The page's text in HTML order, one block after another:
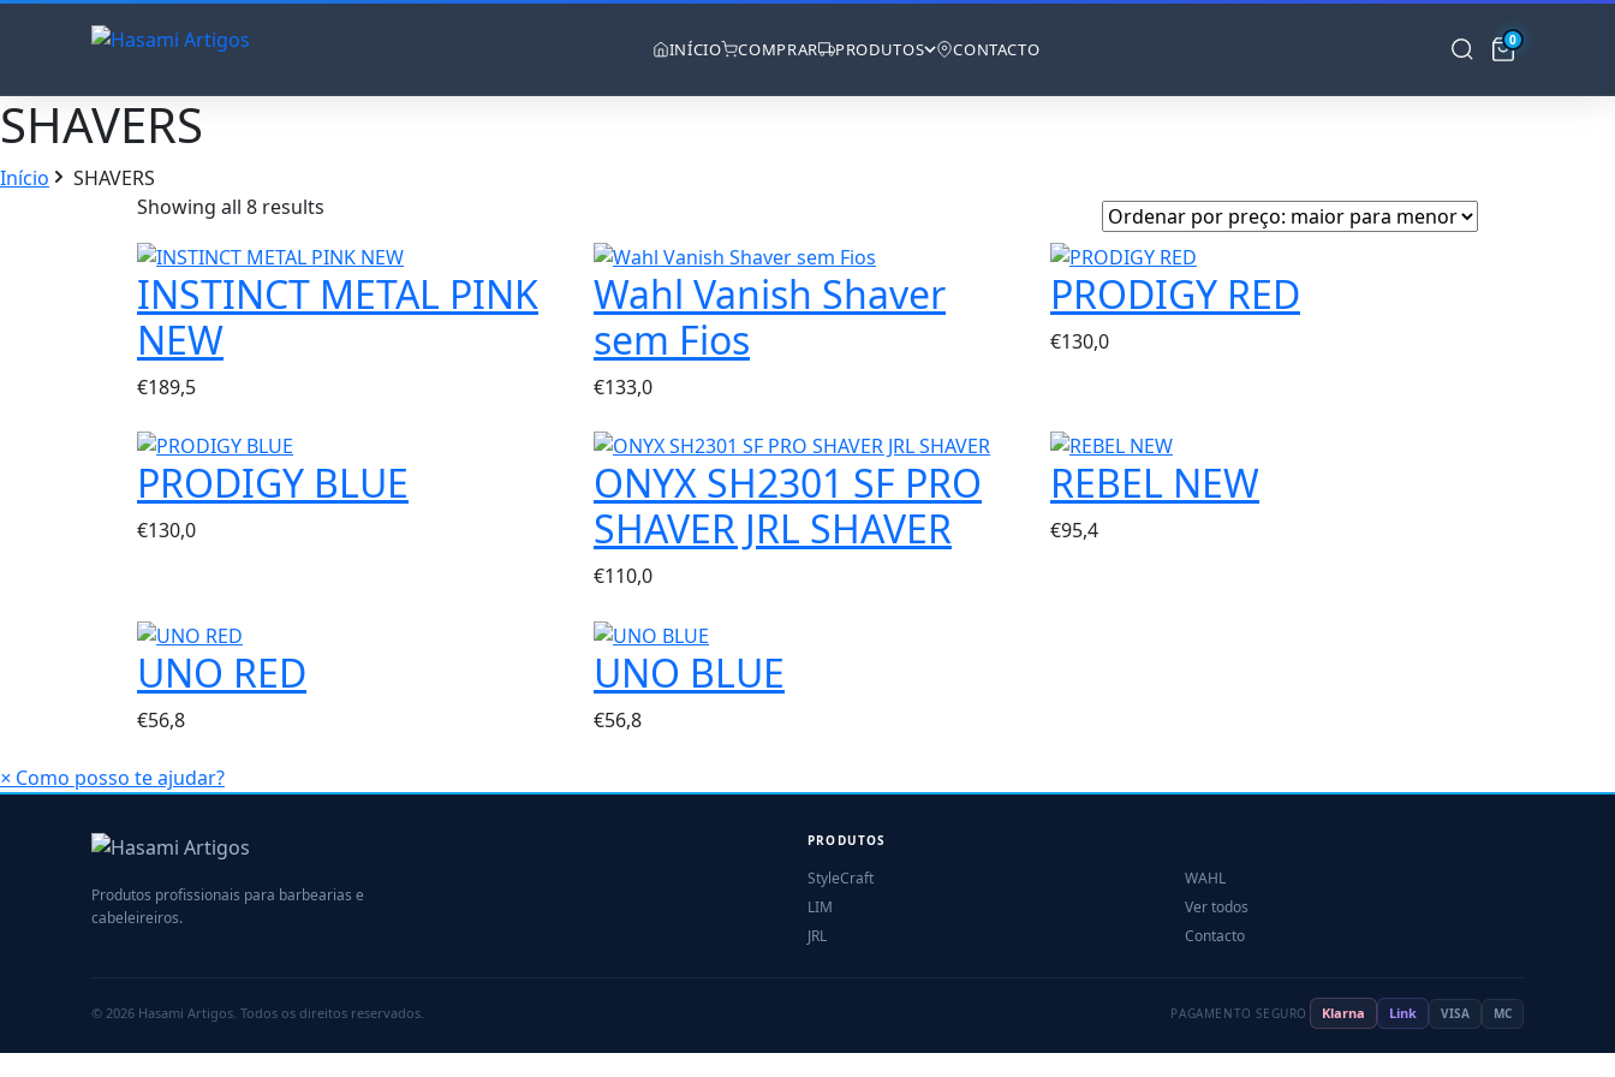
INÍCIO COMPRAR PRODUTOS CONTACTO 0
SHAVERS
Início
SHAVERS
Showing all 8 results
INSTINCT METAL PINK
NEW
€189,5
Wahl Vanish Shaver
sem Fios
€133,0
PRODIGY RED
€130,0
PRODIGY BLUE
€130,0
ONYX SH2301 SF PRO
SHAVER JRL SHAVER
€110,0
REBEL NEW
€95,4
UNO RED
€56,8
UNO BLUE
€56,8
× Como posso te ajudar?
Produtos profissionais para barbearias e
cabeleireiros.
PRODUTOS
StyleCraft
LIM
JRL
WAHL
Ver todos
Contacto
© 2026 Hasami Artigos. Todos os direitos reservados. PAGAMENTO SEGURO Klarna Link VISA MC